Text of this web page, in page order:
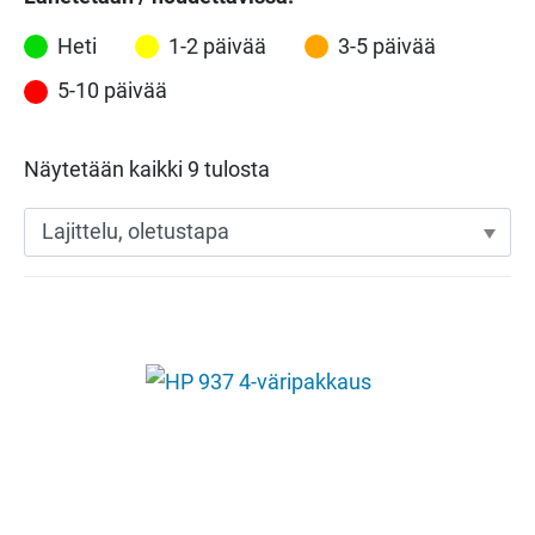
Heti 1-2 päivää
3-5 päivää
5-10 päivää
Näytetään kaikki 9 tulosta